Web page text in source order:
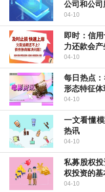
公司和公司
04-10
即时：信
力还款会产
04-10
每日热点
形态特征
04-10
一文看懂
热讯
04-10
私募股权
权投资的
04-10